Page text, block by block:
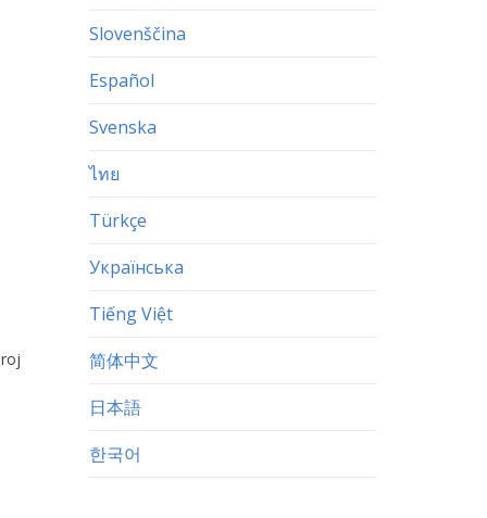
Slovenščina
Español
Svenska
ไทย
Türkçe
Українська
Tiếng Việt
简体中文
日本語
한국어